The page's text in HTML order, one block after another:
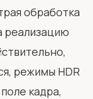
обработка
реализацию
режимы HDR
кадра,